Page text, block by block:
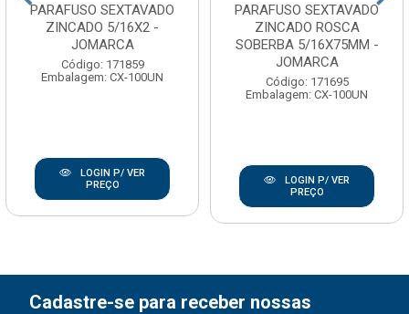
PARAFUSO SEXTAVADO
ZINCADO 5/16X2 -
JOMARCA
Código: 171859
Embalagem: CX-100UN
LOGIN P/ VER
PREÇO
PARAFUSO SEXTAVADO
ZINCADO ROSCA
SOBERBA 5/16X75MM -
JOMARCA
Código: 171695
Embalagem: CX-100UN
LOGIN P/ VER
PREÇO
Cadastre-se para receber nossas